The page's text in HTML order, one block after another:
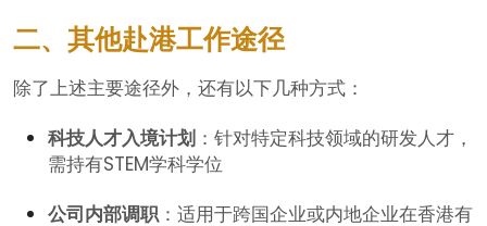
二、其他赴港工作途径
除了上述主要途径外，还有以下几种方式：
科技人才入境计划 ：针对特定科技领域的研发人才，
需持有STEM学科学位
公司内部调职：适用于跨国企业或内地企业在香港有